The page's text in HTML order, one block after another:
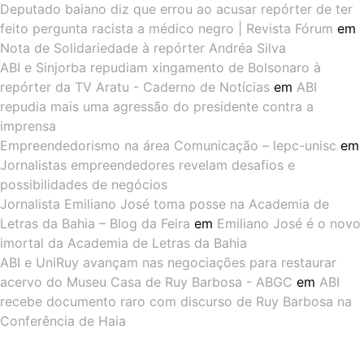
Deputado baiano diz que errou ao acusar repórter de ter
feito pergunta racista a médico negro | Revista Fórum em
Nota de Solidariedade à repórter Andréa Silva
ABI e Sinjorba repudiam xingamento de Bolsonaro à
repórter da TV Aratu - Caderno de Notícias em ABI
repudia mais uma agressão do presidente contra a
imprensa
Empreendedorismo na área Comunicação – lepc-unisc em
Jornalistas empreendedores revelam desafios e
possibilidades de negócios
Jornalista Emiliano José toma posse na Academia de
Letras da Bahia – Blog da Feira em Emiliano José é o novo
imortal da Academia de Letras da Bahia
ABI e UniRuy avançam nas negociações para restaurar
acervo do Museu Casa de Ruy Barbosa - ABGC em ABI
recebe documento raro com discurso de Ruy Barbosa na
Conferência de Haia